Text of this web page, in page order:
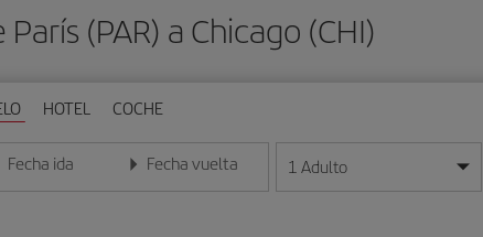
(PAR) a Chicago (CHI)
HOTEL COCHE
Fecha ida
la fecha en formato día/mes/año
Fecha vuelta
Introduce la fecha en formato día/mes/año
1 Adulto